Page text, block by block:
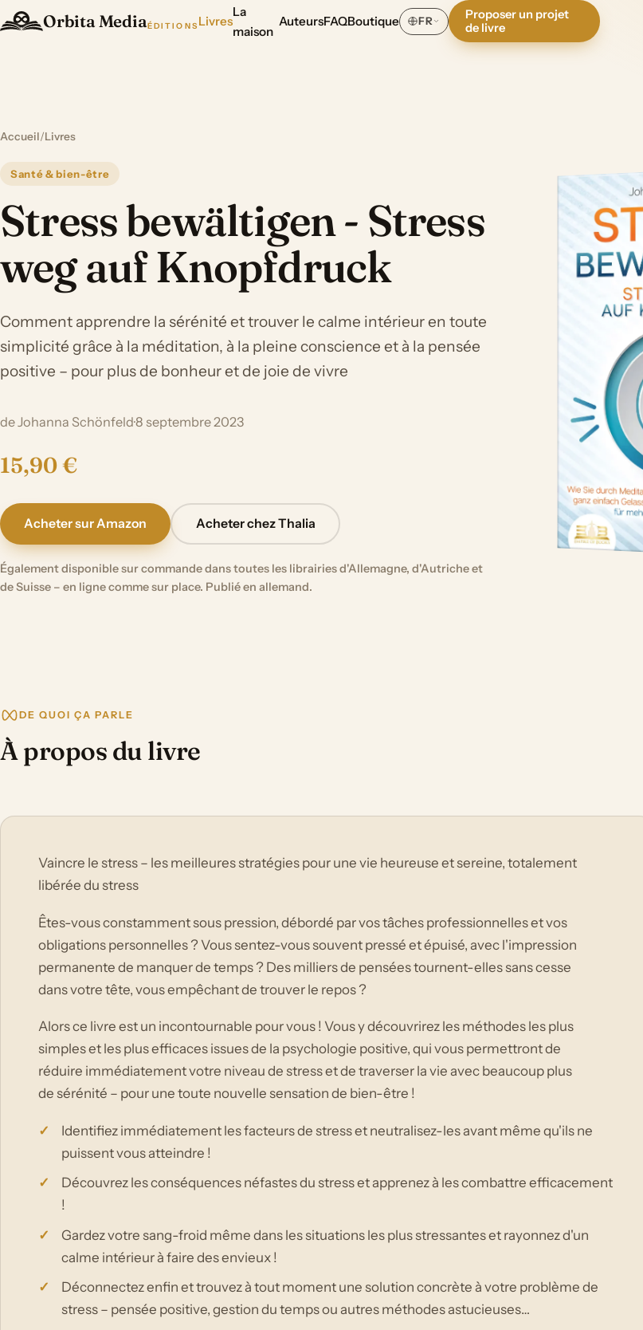
Orbita MediaÉDITIONS Livres
La
maison
AuteursFAQBoutique FR
Proposer un projet
de livre
Accueil/Livres
Santé & bien-être
Stress bewältigen - Stress
weg auf Knopfdruck
Comment apprendre la sérénité et trouver le calme intérieur en toute
simplicité grâce à la méditation, à la pleine conscience et à la pensée
positive – pour plus de bonheur et de joie de vivre
de Johanna Schönfeld·8 septembre 2023
15,90 €
Acheter sur Amazon Acheter chez Thalia
Également disponible sur commande dans toutes les librairies d'Allemagne, d'Autriche et
de Suisse – en ligne comme sur place. Publié en allemand.
DE QUOI ÇA PARLE
À propos du livre
Vaincre le stress – les meilleures stratégies pour une vie heureuse et sereine, totalement
libérée du stress
Êtes-vous constamment sous pression, débordé par vos tâches professionnelles et vos
obligations personnelles ? Vous sentez-vous souvent pressé et épuisé, avec l'impression
permanente de manquer de temps ? Des milliers de pensées tournent-elles sans cesse
dans votre tête, vous empêchant de trouver le repos ?
Alors ce livre est un incontournable pour vous ! Vous y découvrirez les méthodes les plus
simples et les plus efficaces issues de la psychologie positive, qui vous permettront de
réduire immédiatement votre niveau de stress et de traverser la vie avec beaucoup plus
de sérénité – pour une toute nouvelle sensation de bien-être !
Identifiez immédiatement les facteurs de stress et neutralisez-les avant même qu'ils ne
puissent vous atteindre !
Découvrez les conséquences néfastes du stress et apprenez à les combattre efficacement
!
Gardez votre sang-froid même dans les situations les plus stressantes et rayonnez d'un
calme intérieur à faire des envieux !
Déconnectez enfin et trouvez à tout moment une solution concrète à votre problème de
stress – pensée positive, gestion du temps ou autres méthodes astucieuses…